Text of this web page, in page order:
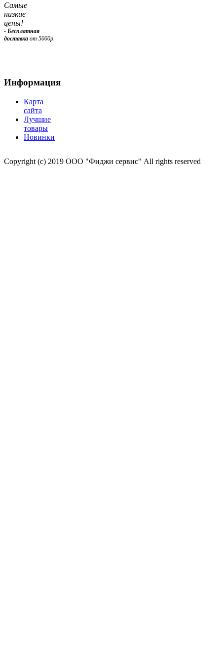
Самые
низкие
цены!
- Бесплатная
доставка от 5000р.
Информация
Карта
сайта
Лучшие
товары
Новинки
Copyright (c) 2019 ООО "Фиджи сервис" All rights reserved